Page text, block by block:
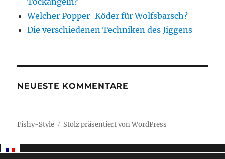
Welcher Popper-Köder für Wolfsbarsch?
Die verschiedenen Techniken des Jiggens
NEUESTE KOMMENTARE
Fishy-Style Stolz präsentiert von WordPress